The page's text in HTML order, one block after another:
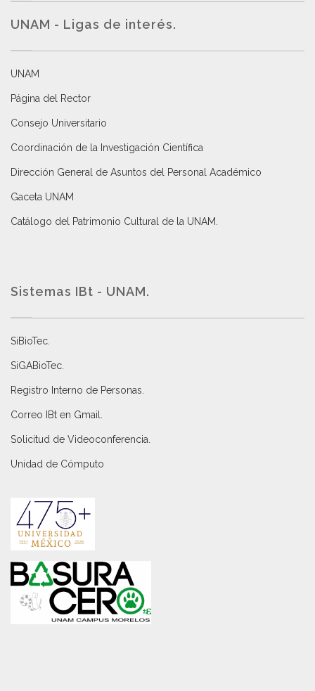
UNAM - Ligas de interés.
UNAM
Página del Rector
Consejo Universitario
Coordinación de la Investigación Científica
Dirección General de Asuntos del Personal Académico
Gaceta UNAM
Catálogo del Patrimonio Cultural de la UNAM.
Sistemas IBt - UNAM.
SiBioTec
SiGABioTec.
Registro Interno de Personas
Correo IBt en Gmail
Solicitud de Videoconferencia.
Unidad de Cómputo